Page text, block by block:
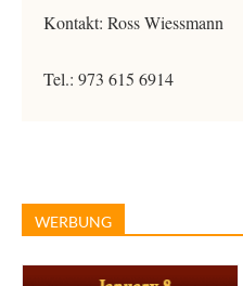
Kontakt: Ross Wiessmann
Tel.: 973 615 6914
WERBUNG